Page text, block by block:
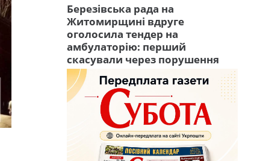
Березівська рада на
Житомирщині вдруге
оголосила тендер на
амбулаторію: перший
скасували через порушення